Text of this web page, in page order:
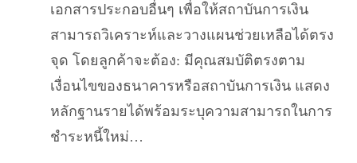
เอกสารประกอบอื่นๆ เพื่อให้สถาบันการเงิน
สามารถวิเคราะห์และวางแผนช่วยเหลือได้ตรง
จุด โดยลูกค้าจะต้อง: มีคุณสมบัติตรงตาม
เงื่อนไขของธนาคารหรือสถาบันการเงิน แสดง
หลักฐานรายได้พร้อมระบุความสามารถในการ
ชำระหนี้ใหม่…